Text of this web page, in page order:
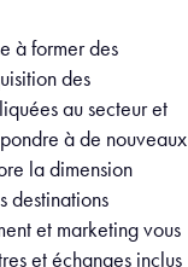
à former des
des
au secteur et
à de nouveaux
la dimension
destinations
et marketing vous
et échanges inclus